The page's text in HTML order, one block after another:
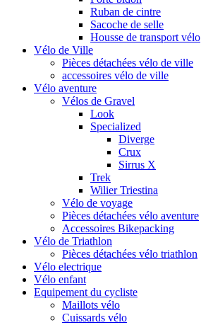
Ruban de cintre
Sacoche de selle
Housse de transport vélo
Vélo de Ville
Pièces détachées vélo de ville
accessoires vélo de ville
Vélo aventure
Vélos de Gravel
Look
Specialized
Diverge
Crux
Sirrus X
Trek
Wilier Triestina
Vélo de voyage
Pièces détachées vélo aventure
Accessoires Bikepacking
Vélo de Triathlon
Pièces détachées vélo triathlon
Vélo electrique
Vélo enfant
Equipement du cycliste
Maillots vélo
Cuissards vélo